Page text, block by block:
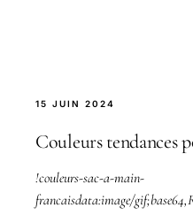
15 JUIN 2024
Couleurs tendances
!couleurs-sac-a-main-
francaisdata:image/